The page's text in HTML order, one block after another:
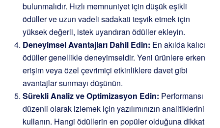
bulunmalıdır. Hızlı memnuniyet için düşük eşikli
ödüller ve uzun vadeli sadakati teşvik etmek için
yüksek değerli, istek uyandıran ödüller ekleyin.
Deneyimsel Avantajları Dahil Edin: En akılda kalıcı
ödüller genellikle deneyimseldir. Yeni ürünlere erken
erişim veya özel çevrimiçi etkinliklere davet gibi
avantajlar sunmayı düşünün.
Sürekli Analiz ve Optimizasyon Edin: Performansı
düzenli olarak izlemek için yazılımınızın analitiklerini
kullanın. Hangi ödüllerin en popüler olduğuna dikkat